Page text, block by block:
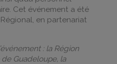
Cet événement a été
en partenariat
: la Région
de Guadeloupe, la